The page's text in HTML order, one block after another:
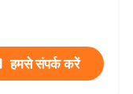
हमसे संपर्क करें